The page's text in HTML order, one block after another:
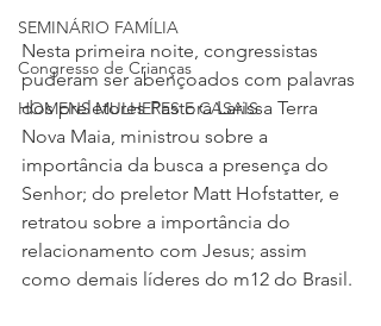
SEMINÁRIO FAMÍLIA
Congresso de Crianças
HOMENS MULHERES E CASAIS
Nesta primeira noite, congressistas
puderam ser abençoados com palavras
dos preletores Pastora Larissa Terra
Nova Maia, ministrou sobre a
importância da busca a presença do
Senhor; do preletor Matt Hofstatter, e
retratou sobre a importância do
relacionamento com Jesus; assim
como demais líderes do m12 do Brasil.